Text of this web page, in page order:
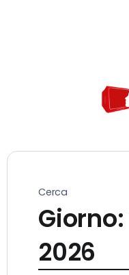
Cerca
Giorno:
2026